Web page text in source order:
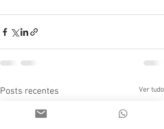
Posts recentes Ver tudo